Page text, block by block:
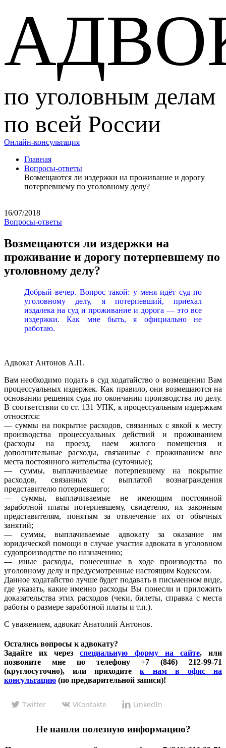
по уголовным делам
по всей России
Онлайн-консультация
Главная
Вопросы-ответы
Возмещаются ли издержки на проживание и дорогу
потерпевшему по уголовному делу?
16/07/2018
Вопросы-ответы
Возмещаются ли издержки на
проживание и дорогу потерпевшему по
уголовному делу?
Добрый вечер. Вопрос такой: у меня идёт суд по
уголовному делу, я потерпевший, приехал
издалека на суд и проживание и дорога — это все
издержки. Как мне быть, я официально не
работаю.
Адвокат Антонов А.П.
Вам необходимо подать в суд ходатайство о возмещении Вам
процессуальных издержек. Как правило, они возмещаются на
основании решения суда по окончании производства по делу.
В соответствии со ст. 131 УПК, к процессуальным издержкам
относятся:
— суммы на покрытие расходов, связанных с явкой к месту
производства процессуальных действий и проживанием
(расходы на проезд, наем жилого помещения и
дополнительные расходы, связанные с проживанием вне
места постоянного жительства (суточные);
— суммы, выплачиваемые потерпевшему на покрытие
расходов, связанных с выплатой вознаграждения
представителю потерпевшего;
— суммы, выплачиваемые не имеющим постоянной
заработной платы потерпевшему, свидетелю, их законным
представителям, понятым за отвлечение их от обычных
занятий;
— суммы, выплачиваемые адвокату за оказание им
юридической помощи в случае участия адвоката в уголовном
судопроизводстве по назначению;
— иные расходы, понесенные в ходе производства по
уголовному делу и предусмотренные настоящим Кодексом.
Данное ходатайство лучше будет подавать в письменном виде,
где указать, какие именно расходы Вы понесли и приложить
доказательства этих расходов (чеки, билеты, справка с места
работы о размере заработной платы и т.п.).
С уважением, адвокат Анатолий Антонов.
Остались вопросы к адвокату?
Задайте их черезспециальную форму на сайте, или
позвоните мне по телефону +7 (846) 212-99-71
(круглосуточно), или приходитек нам в офис на
консультацию (по предварительной записи)!
Twitter VKontakte LinkedIn
Не нашли полезную информацию?